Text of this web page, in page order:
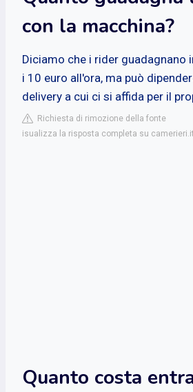
con la macchina?
Diciamo che i rider guadagnano
i 10 euro all'ora, ma può
delivery a cui ci si affida per il
Richiesta di rimozione della fonte
isualizza la risposta completa su camerieri.it
Quanto costa